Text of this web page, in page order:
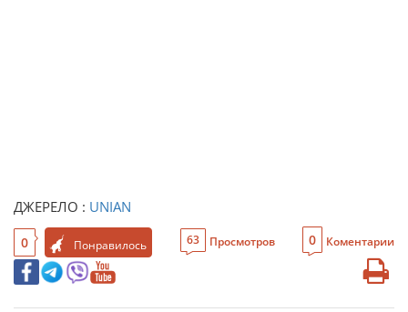
ДЖЕРЕЛО : UNIAN
0 Понравилось 63 Просмотров 0 Коментарии